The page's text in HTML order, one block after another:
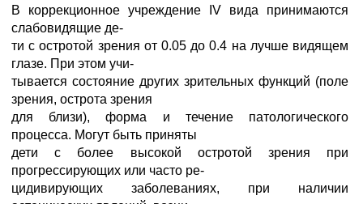
В коррекционное учреждение IV вида принимаются
слабовидящие де-
ти с остротой зрения от 0.05 до 0.4 на лучше видящем
глазе. При этом учи-
тывается состояние других зрительных функций (поле
зрения, острота зрения
для близи), форма и течение патологического
процесса. Могут быть приняты
дети с более высокой остротой зрения при
прогрессирующих или часто ре-
цидивирующих заболеваниях, при наличии